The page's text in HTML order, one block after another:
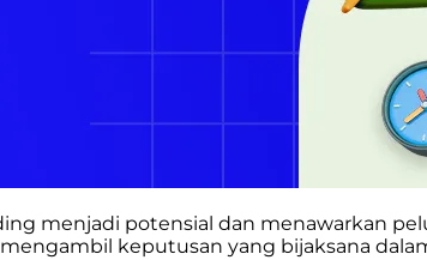
menjadi potensial dan menawarkan
keputusan yang bijaksana